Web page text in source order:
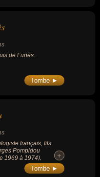
de Funès.
Tombe ►
français, fils
Pompidou
1969 à 1974),
d'embryologie et de
européen
+
+
Tombe ►